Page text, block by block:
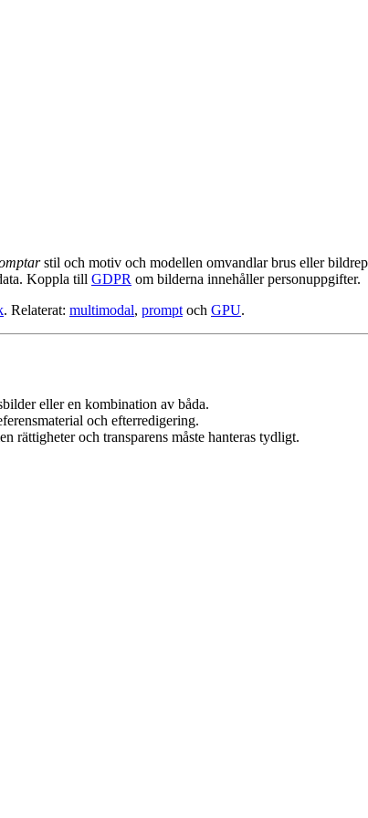
stil och motiv och modellen omvandlar brus eller
Koppla till GDPR om bilderna innehåller personuppgifter.
. Relaterat: multimodal, prompt och GPU.
eller en kombination av båda.
och efterredigering.
rättigheter och transparens måste hanteras tydligt.